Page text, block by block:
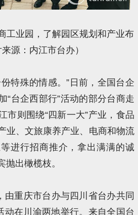
工业园，了解园区规划和产业布
源：内江市台办）
特殊的情感。”日前，全国台企
“台企西部行”活动的部分台商走
市则围绕“四新一大”产业，食品
业、文旅康养产业、电商和物流
进行招商推介，拿出满满的诚
抛出橄榄枝。
由重庆市台办与四川省台办共同
动在川渝两地举行。来自全国台